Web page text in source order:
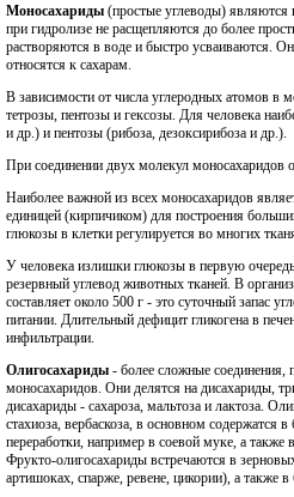
Моносахариды (простые углеводы) являются
при гидролизе не расщепляются до более
растворяются в воде и быстро усваиваются.
относятся к сахарам.
В зависимости от числа углеродных атомов в
тетрозы, пентозы и гексозы. Для человека
и др.) и пентозы (рибоза, дезоксирибоза и др.).
При соединении двух молекул моносахаридов
Наиболее важной из всех моносахаридов
единицей (кирпичиком) для построения
глюкозы в клетки регулируется во многих
У человека излишки глюкозы в первую
резервный углевод животных тканей. В
составляет около 500 г - это суточный запас
питании. Длительный дефицит гликогена в
инфильтрации.
Олигосахариды - более сложные соединения,
моносахаридов. Они делятся на дисахариды,
дисахариды - сахароза, мальтоза и лактоза.
стахиоза, вербаскоза, в основном содержатся
переработки, например в соевой муке, а
Фрукто-олигосахариды встречаются в
артишоках, спарже, ревене, цикории), а также в